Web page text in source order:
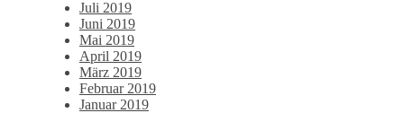
Juli 2019
Juni 2019
Mai 2019
April 2019
März 2019
Februar 2019
Januar 2019